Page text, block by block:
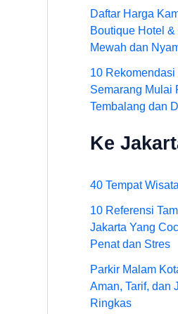
Daftar Harga
Boutique Hotel
Mewah dan
10
Semarang Mulai
Tembalang dan
Ke
40 Tempat
10 Referensi
Jakarta Yang
Penat dan Stres
Parkir Malam
Aman, Tarif, dan
Ringkas